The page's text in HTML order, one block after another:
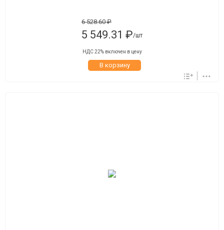
6 528.60 ₽
5 549.31 ₽/шт
НДС 22% включен в цену
В корзину